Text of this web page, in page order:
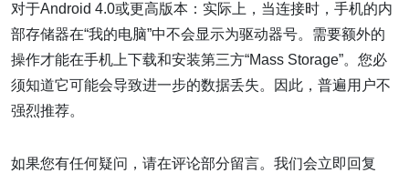
对于Android 4.0或更高版本：实际上，当连接时，手机的内
部存储器在“我的电脑”中不会显示为驱动器号。需要额外的
操作才能在手机上下载和安装第三方“Mass Storage”。您必
须知道它可能会导致进一步的数据丢失。因此，普遍用户不
强烈推荐。
如果您有任何疑问，请在评论部分留言。我们会立即回复